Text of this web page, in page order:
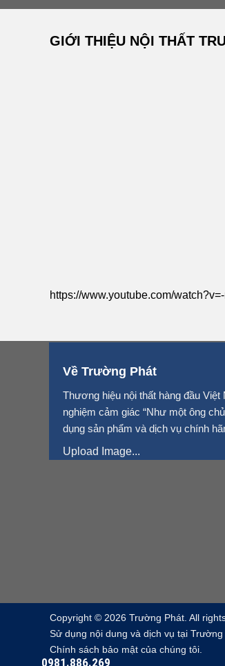
GIỚI THIỆU NỘI THẤT
https://www.youtube.com/
Về Trường Phát
Thương hiệu nội thất hàng đầu Việt
nghiệm cảm giác “Như một ông
dụng sản phẩm và dịch vụ chính
Upload Image...
Copyright © 2026 Trường Phát. All
Sử dụng nội dung và dịch vụ tại
Chính sách bảo mật của chúng tôi.
0981.886.269